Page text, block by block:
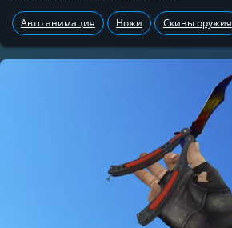
Авто анимация Ножи Скины оружия